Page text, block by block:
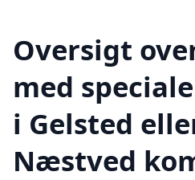
Oversigt
med
i Gelsted
Næstved